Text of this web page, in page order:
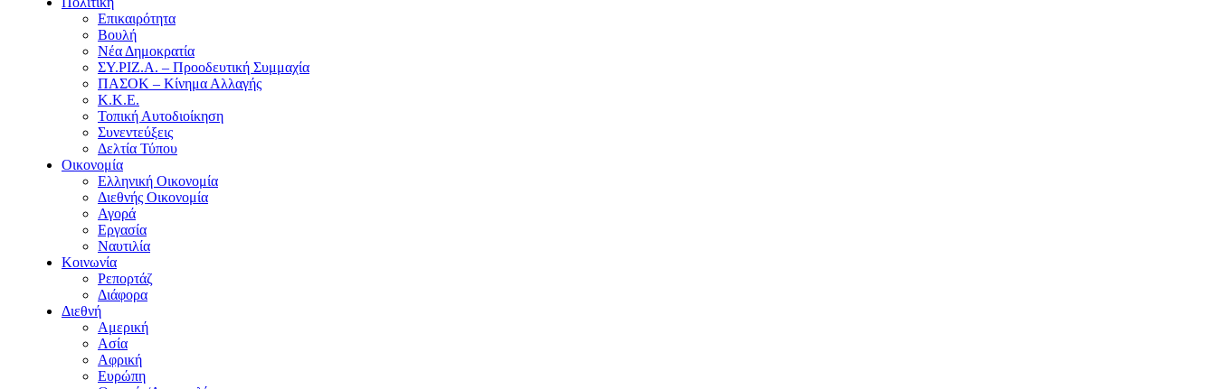
Επικαιρότητα
Βουλή
Νέα Δημοκρατία
ΣΥ.ΡΙΖ.Α. – Προοδευτική Συμμαχία
ΠΑΣΟΚ – Κίνημα Αλλαγής
Κ.Κ.Ε.
Τοπική Αυτοδιοίκηση
Συνεντεύξεις
Δελτία Τύπου
Οικονομία
Ελληνική Οικονομία
Διεθνής Οικονομία
Αγορά
Εργασία
Ναυτιλία
Κοινωνία
Ρεπορτάζ
Διάφορα
Διεθνή
Αμερική
Ασία
Αφρική
Ευρώπη